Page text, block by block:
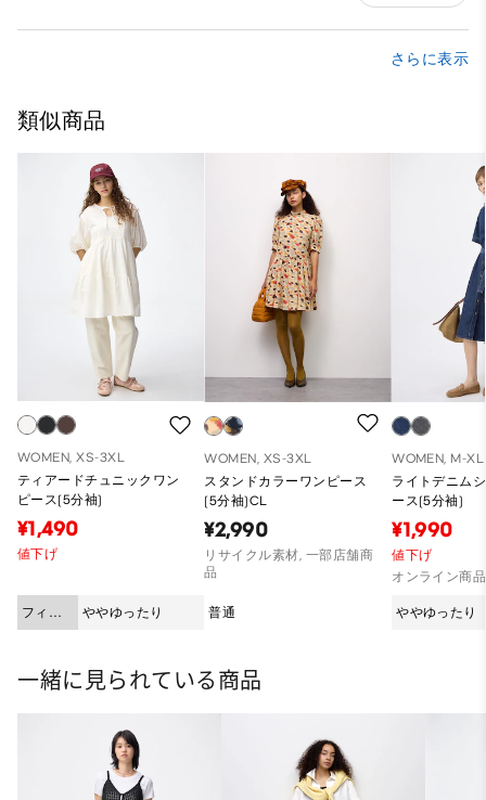
さらに表示
類似商品
WOMEN, XS-3XL
ティアードチュニックワン
ピース(5分袖)
¥1,490
値下げ
フィッ
ト
ややゆったり
WOMEN, XS-3XL
スタンドカラーワンピース
(5分袖)CL
¥2,990
リサイクル素材, 一部店舗商
品
普通
WOMEN, M-XL
ライトデニム
ース(5分袖)
¥1,990
値下げ
オンライン商品
ややゆったり
一緒に見られている商品